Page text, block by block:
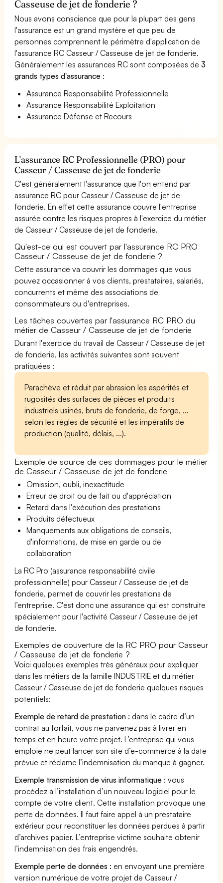
Casseuse de jet de fonderie ?
Nous avons conscience que pour la plupart des gens
l'assurance est un grand mystère et que peu de
personnes comprennent le périmètre d'application de
l'assurance RC Casseur / Casseuse de jet de fonderie.
Généralement les assurances RC sont composées de3
grands types d'assurance :
Assurance Responsabilité Professionnelle
Assurance Responsabilité Exploitation
Assurance Défense et Recours
L'assurance RC Professionnelle (PRO) pour
Casseur / Casseuse de jet de fonderie
C'est généralement l'assurance que l'on entend par
assurance RC pour Casseur / Casseuse de jet de
fonderie. En effet cette assurance couvre l'entreprise
assurée contre les risques propres à l'exercice du métier
de Casseur / Casseuse de jet de fonderie.
Qu'est-ce qui est couvert par l'assurance RC PRO
Casseur / Casseuse de jet de fonderie ?
Cette assurance va couvrir les dommages que vous
pouvez occasionner à vos clients, prestataires, salariés,
concurrents et même des associations de
consommateurs ou d'entreprises.
Les tâches couvertes par l'assurance RC PRO du
métier de Casseur / Casseuse de jet de fonderie
Durant l'exercice du travail de Casseur / Casseuse de jet
de fonderie, les activités suivantes sont souvent
pratiquées :
Parachève et réduit par abrasion les aspérités et
rugosités des surfaces de pièces et produits
industriels usinés, bruts de fonderie, de forge, ...
selon les règles de sécurité et les impératifs de
production (qualité, délais, ...).
Exemple de source de ces dommages pour le métier
de Casseur / Casseuse de jet de fonderie
Omission, oubli, inexactitude
Erreur de droit ou de fait ou d'appréciation
Retard dans l'exécution des prestations
Produits défectueux
Manquements aux obligations de conseils,
d'informations, de mise en garde ou de
collaboration
La RC Pro (assurance responsabilité civile
professionnelle) pour Casseur / Casseuse de jet de
fonderie, permet de couvrir les prestations de
l’entreprise. C'est donc une assurance qui est construite
spécialement pour l'activité Casseur / Casseuse de jet
de fonderie.
Exemples de couverture de la RC PRO pour Casseur
/ Casseuse de jet de fonderie ?
Voici quelques exemples très généraux pour expliquer
dans les métiers de la famille INDUSTRIE et du métier
Casseur / Casseuse de jet de fonderie quelques risques
potentiels:
Exemple de retard de prestation : dans le cadre d’un
contrat au forfait, vous ne parvenez pas à livrer en
temps et en heure votre projet. L’entreprise qui vous
emploie ne peut lancer son site d’e-commerce à la date
prévue et réclame l’indemnisation du manque à gagner.
Exemple transmission de virus informatique : vous
procédez à l’installation d’un nouveau logiciel pour le
compte de votre client. Cette installation provoque une
perte de données. Il faut faire appel à un prestataire
extérieur pour reconstituer les données perdues à partir
d’archives papier. L’entreprise victime souhaite obtenir
l’indemnisation des frais engendrés.
Exemple perte de données : en envoyant une première
version numérique de votre projet de Casseur /